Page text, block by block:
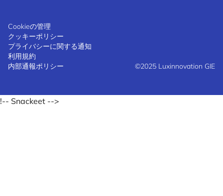
Cookieの管理
クッキーポリシー
プライバシーに関する通知
利用規約
内部通報ポリシー
©2025 Luxinnovation GIE
!-- Snackeet -->